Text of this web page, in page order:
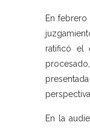
En
ratificó el
En la